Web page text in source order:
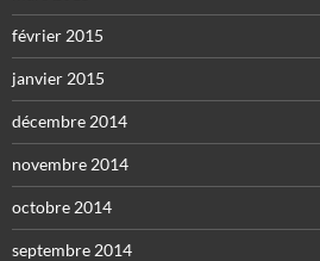
février 2015
janvier 2015
décembre 2014
novembre 2014
octobre 2014
septembre 2014